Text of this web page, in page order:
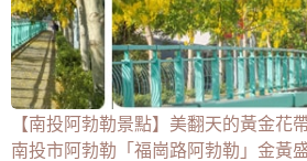
【南投阿勃勒景點】美翻天的黃金花
南投市阿勃勒「福崗路阿勃勒」金黃